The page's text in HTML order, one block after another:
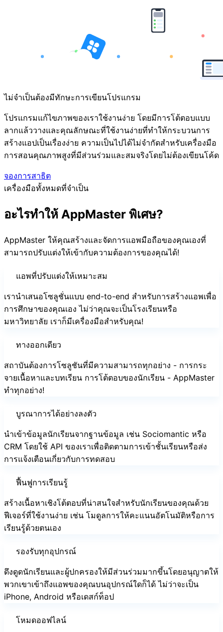
ไม่จำเป็นต้องมีทักษะการเขียนโปรแกรม
โปรแกรมแก้ไขภาพของเราใช้งานง่าย โดยมีการโต้ตอบแบบ
ลากแล้ววางและคุณลักษณะที่ใช้งานง่ายที่ทำให้กระบวนการ
สร้างแอปเป็นเรื่องง่าย ความเป็นไปได้ไม่จำกัดสำหรับเครื่องมือ
การสอนคุณภาพสูงที่มีส่วนร่วมและสมจริงโดยไม่ต้องเขียนโค้ด
จองการสาธิต
เครื่องมือทั้งหมดที่จำเป็น
อะไรทำให้ AppMaster พิเศษ?
AppMaster ให้คุณสร้างและจัดการแอพมือถือของคุณเองที่
สามารถปรับแต่งให้เข้ากับความต้องการของคุณได้!
แอพที่ปรับแต่งให้เหมาะสม
เรานำเสนอโซลูชั่นแบบ end-to-end สำหรับการสร้างแอพเพื่อ
การศึกษาของคุณเอง ไม่ว่าคุณจะเป็นโรงเรียนหรือ
มหาวิทยาลัย เราก็มีเครื่องมือสำหรับคุณ!
ทางออกเดียว
สถาบันต้องการโซลูชันที่มีความสามารถทุกอย่าง - การกระ
จายเนื้อหาและบทเรียน การโต้ตอบของนักเรียน - AppMaster
ทำทุกอย่าง!
บูรณาการได้อย่างลงตัว
นำเข้าข้อมูลนักเรียนจากฐานข้อมูล เช่น Sociomantic หรือ
CRM โดยใช้ API ของเราเพื่อติดตามการเข้าชั้นเรียนหรือส่ง
การแจ้งเตือนเกี่ยวกับการทดสอบ
ฟื้นฟูการเรียนรู้
สร้างเนื้อหาเชิงโต้ตอบที่น่าสนใจสำหรับนักเรียนของคุณด้วย
ฟีเจอร์ที่ใช้งานง่าย เช่น โมดูลการให้คะแนนอัตโนมัติหรือการ
เรียนรู้ด้วยตนเอง
รองรับทุกอุปกรณ์
ดึงดูดนักเรียนและผู้ปกครองให้มีส่วนร่วมมากขึ้นโดยอนุญาตให้
พวกเขาเข้าถึงแอพของคุณบนอุปกรณ์ใดก็ได้ ไม่ว่าจะเป็น
iPhone, Android หรือเดสก์ท็อป
โหมดออฟไลน์